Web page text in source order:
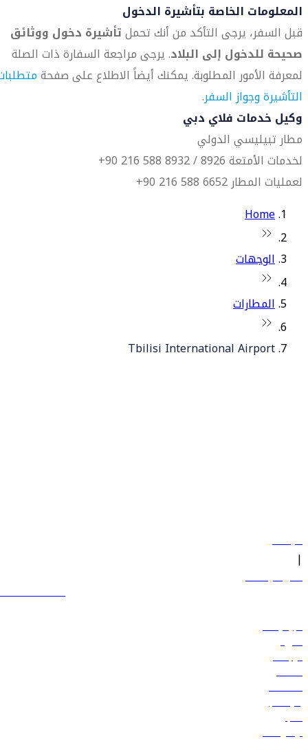
المعلومات الخاصة بتأشيرة الدخول
قبل السفر، يرجى التأكد من أنك تحملتأشيرة دخول ووثائق
صحيحة للدخول إلى البلاد. يرجى مراجعة السفارة ذات الصلة
لمعرفة الأمور المطلوبة. يمكنك أيضاً الاطلاع على صفحة
التأشيرة وجواز السفر.
وكيل خدمات فلاي دبي
مطار تبيليسي الدولي
لخدمات الأمتعة 8926 / 8932 588 216 90+
لعمليات المطار 6652 588 216 90+
Home
الوجهات
المطارات
Tbilisi International Airport
سياساتنا
|
الشروط والأحكام
600 544 445
حجز الرحلات
العروض
الوجهات
الأمتعة
المساعدة
إدارة الحجز
الأخبار
تواصل معنا